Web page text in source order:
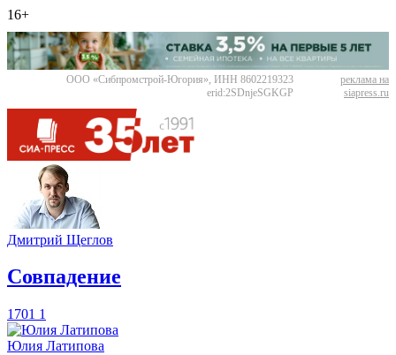
16+
ООО «Сибпромстрой-Югория», ИНН 8602219323
erid:2SDnjeSGKGP
реклама на
siapress.ru
Дмитрий Щеглов
​Совпадение
1701 1
Юлия Латипова